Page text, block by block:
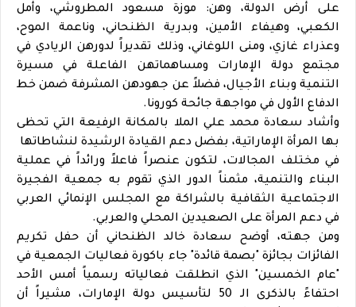
على أرض الدولة، وهن: موزة مسعود المطروشي، وأمل
الكعبي، وهيفاء الأمين، وبدرية الظنحاني، وناعمة الموح،
وعذراء غازي، ومنى اللوغاني، وذلك تقديراً لدورهن الريادي في
مجتمع دولة الإمارات ومساهماتهن الفاعلة في مسيرة
التنمية وبناء الأجيال، فضلاً عن جهودهن المشرفة ضمن خط
الدفاع الأول في مواجهة جائحة كورونا.
وأشاد سعادة محمد علي الملا بالمكانة الرفيعة التي تحظى
بها المرأة الإماراتية، بفضل دعم القيادة الرشيدة لنشاطاتها
في مختلف المجالات، لتكون عنصراً فاعلاً ورائداً في عملية
البناء والتنمية، مثمناً الدور الذي تقوم به جمعية الفجيرة
الاجتماعية الثقافية بالشراكة مع المجلس الإنمائي العربي
في دعم المرأة على الصعيدين المحلي والعربي.
ومن جهته، أوضح سعادة خالد الظنحاني أن حفل تكريم
الفائزات بجائزة "بصمة قائدة" جاء باكورة فعاليات الجمعية في
"عام الخمسين" الذي انطلقت فعالياته رسمياً أمس الأحد
احتفاءً بالذكرى الـ 50 لتأسيس دولة الإمارات، مشيراً أن